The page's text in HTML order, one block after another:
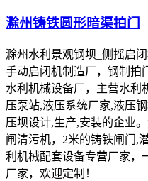
滁州铸铁圆形暗渠拍门
滁州水利景观钢坝_侧摇启
手动启闭机制造厂，钢制拍
水利机械设备厂，主营水利
压泵站,液压系统厂家,液压
压坝设计,生产,安装的企业
闸清污机，2米的铸铁闸门,
利机械配套设备专营厂家，
厂家，欢迎定制！